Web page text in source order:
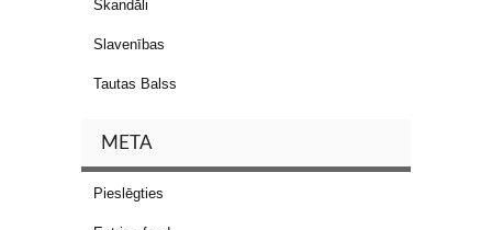
Skandāli
Slavenības
Tautas Balss
META
Pieslēgties